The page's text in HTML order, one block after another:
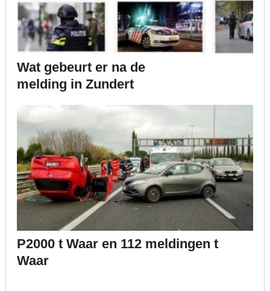
Wat gebeurt er na de
melding in Zundert
P2000 t Waar en 112 meldingen t
Waar